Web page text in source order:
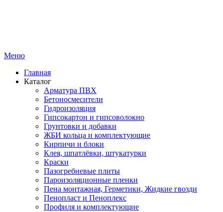
Меню
Главная
Каталог
Арматура ПВХ
Бетоносмесители
Гидроизоляция
Гипсокартон и гипсоволокно
Грунтовки и добавки
ЖБИ кольца и комплектующие
Кирпичи и блоки
Клея, шпатлёвки, штукатурки
Краски
Пазогребневые плиты
Пароизоляционные пленки
Пена монтажная, Герметики, Жидкие гвозди
Пенопласт и Пеноплекс
Профиля и комплектующие